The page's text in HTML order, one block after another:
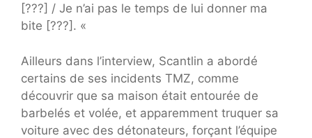
[???] / Je n’ai pas le temps de lui donner ma
bite [???]. «
Ailleurs dans l’interview, Scantlin a abordé
certains de ses incidents TMZ, comme
découvrir que sa maison était entourée de
barbelés et volée, et apparemment truquer sa
voiture avec des détonateurs, forçant l’équipe